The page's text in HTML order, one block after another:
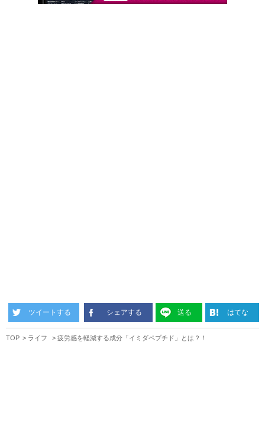
ツイートする シェアする 送る はてな
TOP ライフ 疲労感を軽減する成分「イミダペプチド」とは？！